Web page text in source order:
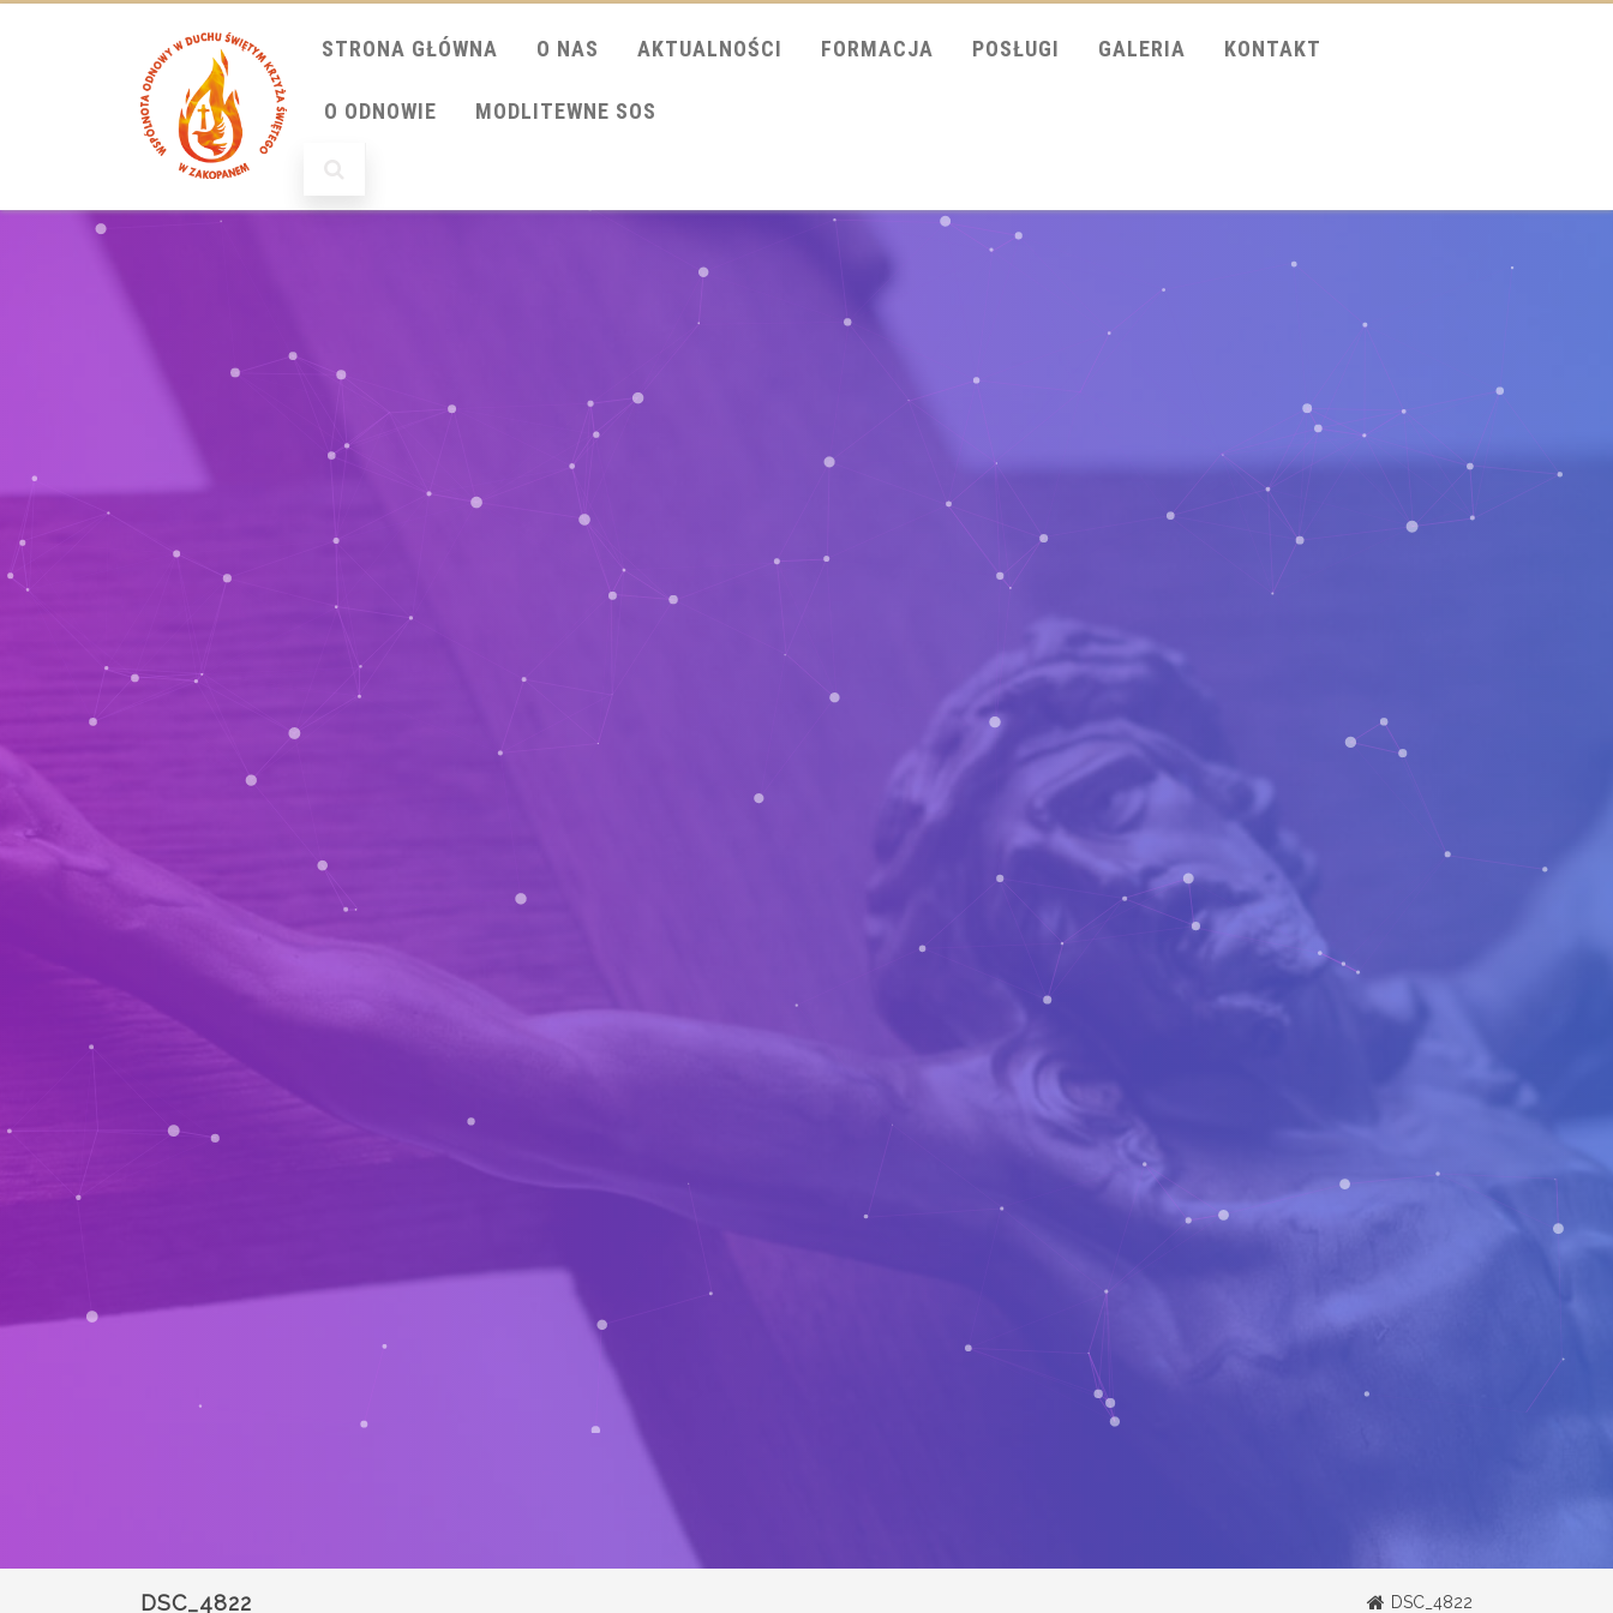
STRONA GŁÓWNA O NAS AKTUALNOŚCI FORMACJA POSŁUGI GALERIA KONTAKT
O ODNOWIE MODLITEWNE SOS
DSC_4822 DSC_4822